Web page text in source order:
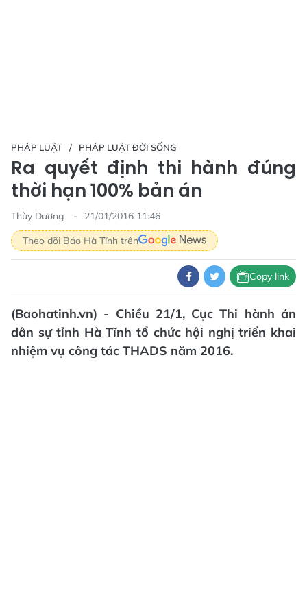
PHÁP LUẬT PHÁP LUẬT ĐỜI SỐNG
Ra quyết định thi hành đúng
thời hạn 100% bản án
Thùy Dương
21/01/2016 11:46
Theo dõi Báo Hà Tĩnh trên
Copy link
(Baohatinh.vn) - Chiều 21/1, Cục Thi hành án
dân sự tỉnh Hà Tĩnh tổ chức hội nghị triển khai
nhiệm vụ công tác THADS năm 2016.